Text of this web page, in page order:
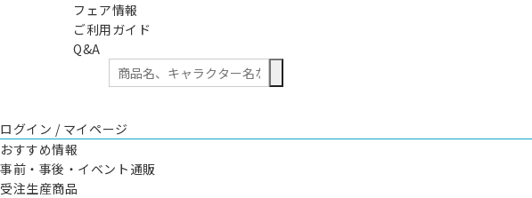
フェア情報
ご利用ガイド
Q&A
ログイン / マイページ
おすすめ情報
事前・事後・イベント通販
受注生産商品